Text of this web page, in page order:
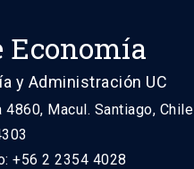
y Administración UC
4860, Macul. Santiago, Chile
+56 2 2354 4028